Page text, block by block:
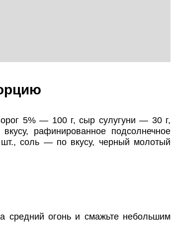
5% — 100 г, сыр сулугуни — 30 г,
рафинированное подсолнечное
соль — по вкусу, черный молотый
средний огонь и смажьте небольшим